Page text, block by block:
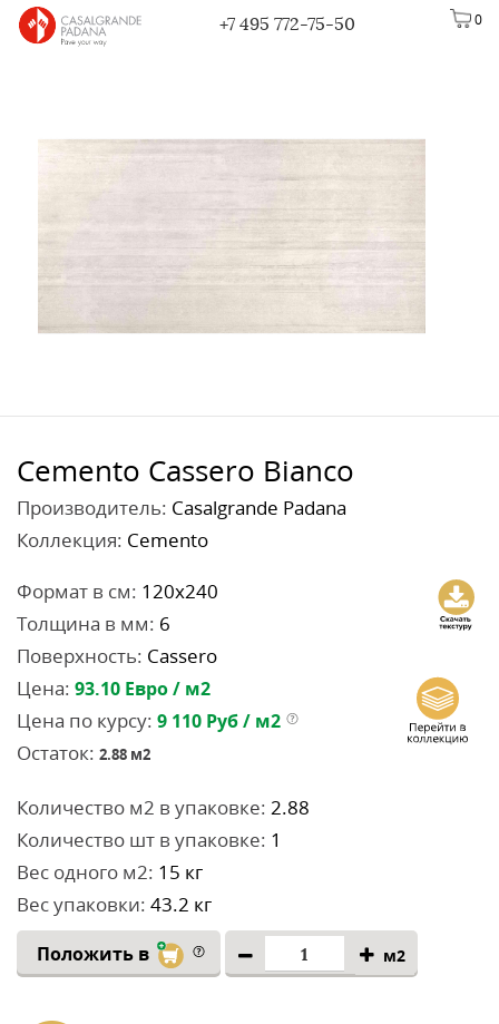
0
+7 495 772-75-50
Cemento Cassero Bianco
Производитель: Casalgrande Padana
Коллекция: Cemento
Формат в см: 120x240
Толщина в мм: 6
Поверхность: Cassero
Цена: 93.10 Евро / м2
Цена по курсу: 9 110 Руб / м2
Остаток: 2.88 м2
Количество м2 в упаковке: 2.88
Количество шт в упаковке: 1
Вес одного м2: 15 кг
Вес упаковки: 43.2 кг
Положить в м2